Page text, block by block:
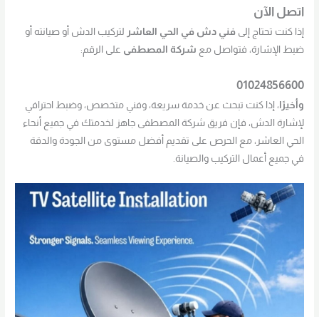
اتصل الآن
إذا كنت تحتاج إلىفني دش في الحي العاشر لتركيب الدش أو صيانته أو
ضبط الإشارة، فتواصل مع شركة المصطفى على الرقم:
01024856600
وأخيرًا ، إذا كنت تبحث عن خدمة سريعة، وفني متخصص، وضبط احترافي
لإشارة الدش، فإن فريق شركة المصطفى جاهز لخدمتك في جميع أنحاء
الحي العاشر، مع الحرص على تقديم أفضل مستوى من الجودة والدقة
في جميع أعمال التركيب والصيانة.